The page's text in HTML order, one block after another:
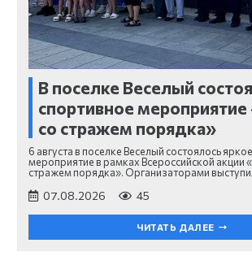
В поселке Веселый
спортивное
со стражем порядка»
6 августа в поселке Веселый состоялось
мероприятие в рамках Всероссийской акции
стражем порядка». Организаторами
07.08.2026 45
ЧИТАТЬ ДАЛЕЕ